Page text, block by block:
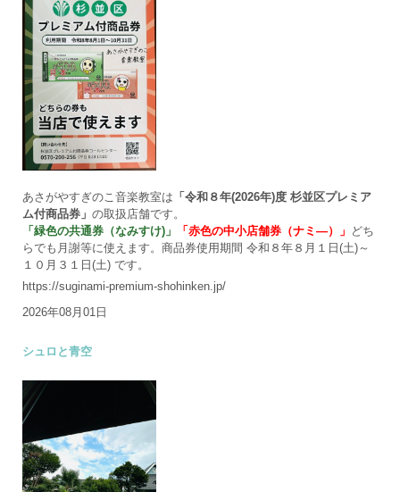
あさがやすぎのこ音楽教室は 「令和８年(2026年)度 杉並区プレミア
ム付商品券」 の取扱店舗です。
「緑色の共通券（なみすけ)」
「赤色の中小店舗券（ナミ―）」 どち
らでも月謝等に使えます。商品券使用期間 令和８年８月１日(土)～
１０月３１日(土) です。
https://suginami-premium-shohinken.jp/
2026年08月01日
シュロと青空